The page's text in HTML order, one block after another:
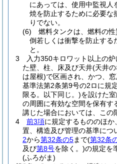
にあっては、使用中監視人
焼を防止するために必要な
りでない。
(6)
燃料タンクは、燃料の
倒若しくは衝撃を防止する
と。
3
入力350キロワット以上の
た壁、柱、床及び天井(天井
は屋根)で区画され、かつ、
基準法第2条第9号の2ロに規
限る。以下同じ。)を設けた室
の周囲に有効な空間を保有す
講じた場合においては、この
4
前3項に規定するもののほ
置、構造及び管理の基準につ
2から第32条の5まで(第32条
及び第8号を除く。)の規定を
(ふろがま)